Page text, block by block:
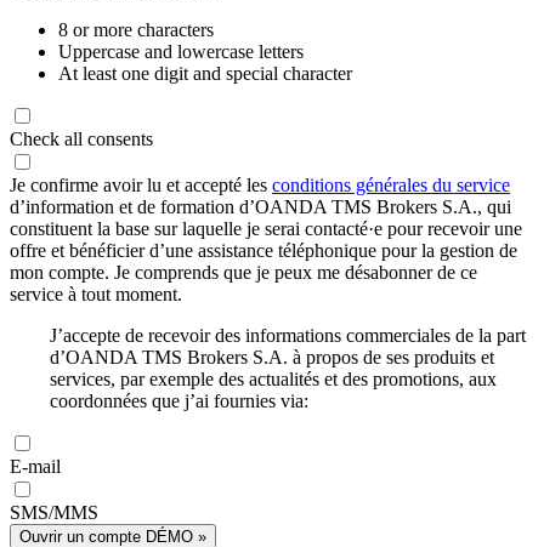
8 or more characters
Uppercase and lowercase letters
At least one digit and special character
Check all consents
Je confirme avoir lu et accepté les conditions générales du service
d’information et de formation d’OANDA TMS Brokers S.A., qui
constituent la base sur laquelle je serai contacté·e pour recevoir une
offre et bénéficier d’une assistance téléphonique pour la gestion de
mon compte. Je comprends que je peux me désabonner de ce
service à tout moment.
J’accepte de recevoir des informations commerciales de la part
d’OANDA TMS Brokers S.A. à propos de ses produits et
services, par exemple des actualités et des promotions, aux
coordonnées que j’ai fournies via:
E-mail
SMS/MMS
Ouvrir un compte DÉMO »